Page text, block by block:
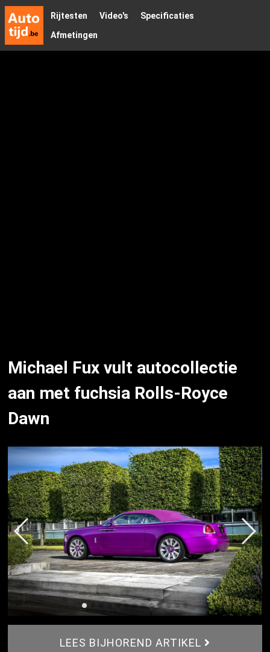
Rijtesten Video's
Specificaties
Afmetingen
Michael Fux vult autocollectie
aan met fuchsia Rolls-Royce
Dawn
LEES BIJHOREND ARTIKEL